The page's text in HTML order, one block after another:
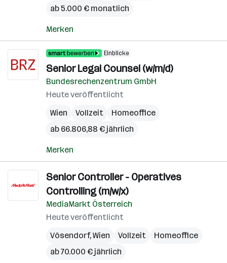
ab 5.000 € monatlich
Merken
Einblicke
Senior Legal Counsel (w/m/d)
Bundesrechenzentrum GmbH
Heute veröffentlicht
Wien
Vollzeit
Homeoffice
ab 66.806,88 € jährlich
Merken
Senior Controller - Operatives
Controlling (m/w/x)
MediaMarkt Österreich
Heute veröffentlicht
Vösendorf,Wien Vollzeit
Homeoffice
ab 70.000 € jährlich